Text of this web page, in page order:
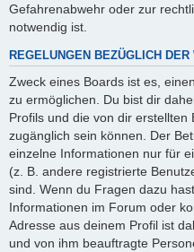
Gefahrenabwehr oder zur
notwendig ist.
REGELUNGEN BEZÜGLICH
Zweck eines Boards ist es,
zu ermöglichen. Du bist dir
Profils und die von dir
zugänglich sein können. Der
einzelne Informationen nur für
(z. B. andere registrierte
sind. Wenn du Fragen dazu
Informationen im Forum oder
Adresse aus deinem Profil ist
und von ihm beauftragte